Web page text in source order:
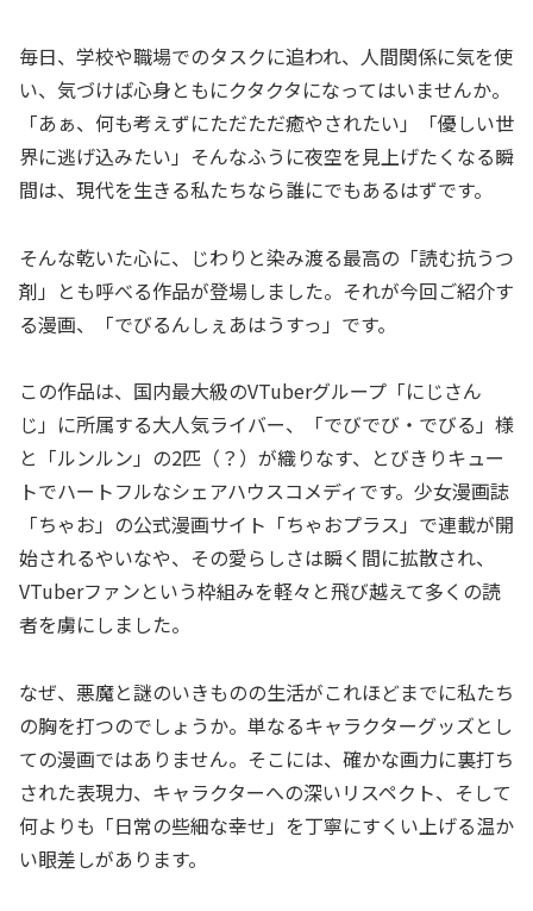
毎日、学校や職場でのタスクに追われ、人間関係に気を使
い、気づけば心身ともにクタクタになってはいませんか。
「あぁ、何も考えずにただただ癒やされたい」「優しい世
界に逃げ込みたい」そんなふうに夜空を見上げたくなる瞬
間は、現代を生きる私たちなら誰にでもあるはずです。
そんな乾いた心に、じわりと染み渡る最高の「読む抗うつ
剤」とも呼べる作品が登場しました。それが今回ご紹介す
る漫画、「でびるんしぇあはうすっ」です。
この作品は、国内最大級のVTuberグループ「にじさん
じ」に所属する大人気ライバー、「でびでび・でびる」様
と「ルンルン」の2匹（？）が織りなす、とびきりキュー
トでハートフルなシェアハウスコメディです。少女漫画誌
「ちゃお」の公式漫画サイト「ちゃおプラス」で連載が開
始されるやいなや、その愛らしさは瞬く間に拡散され、
VTuberファンという枠組みを軽々と飛び越えて多くの読
者を虜にしました。
なぜ、悪魔と謎のいきものの生活がこれほどまでに私たち
の胸を打つのでしょうか。単なるキャラクターグッズとし
ての漫画ではありません。そこには、確かな画力に裏打ち
された表現力、キャラクターへの深いリスペクト、そして
何よりも「日常の些細な幸せ」を丁寧にすくい上げる温か
い眼差しがあります。